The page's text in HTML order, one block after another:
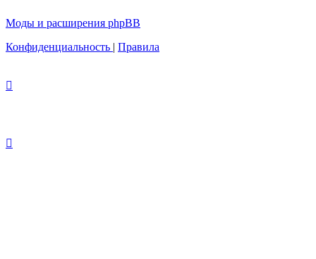
Моды и расширения phpBB
Конфиденциальность | Правила